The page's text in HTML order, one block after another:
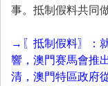
事。抵制假料共同
→〖抵制假料〗：
響，澳門赛馬會推
清，澳門特區政府